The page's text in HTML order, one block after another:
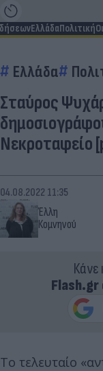
ΕλλάδαΠολιτική
Ελλάδα
Σταύρος
Νεκροταφείο
Έλλη
Κομνηνού
04.08.2022 11:35
Κάνε
Flash.gr
Το τελευταίο